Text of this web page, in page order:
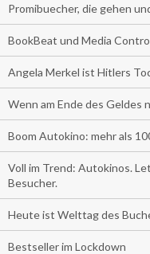
Promibuecher, die gehen
BookBeat und Media
Angela Merkel ist Hitlers
Wenn am Ende des Geldes
Boom Autokino: mehr als
Voll im Trend: Autokinos.
Besucher.
Heute ist Welttag des
Bestseller im Lockdown